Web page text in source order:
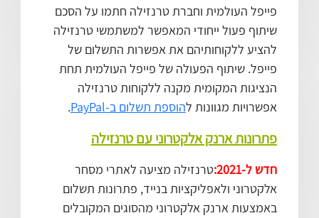
פייפל העולמית וחברת טרנזילה חתמו על הסכם
שיתוף פעול ייחודי המאפשר למשתמשי טרנזילה
להציע ללקוחותיהם את אפשרות התשלום של
פייפל. שיתוף הפעולה של פייפל העולמית תחת
הנציגות המקומית מקנה ללקוחות טרנזילה
אפשרויות מגוונות להוספת תשלום ב-PayPal .
פתרונות ארנק אלקטרוני עם טרנזילה
חדש ל-2021:
טרנזילה מציעה לאתרי מסחר
אלקטרוני ולאפליקציות בנייד, פתרונות תשלום
באמצעות ארנק אלקטרוני מהסוגים המקובלים